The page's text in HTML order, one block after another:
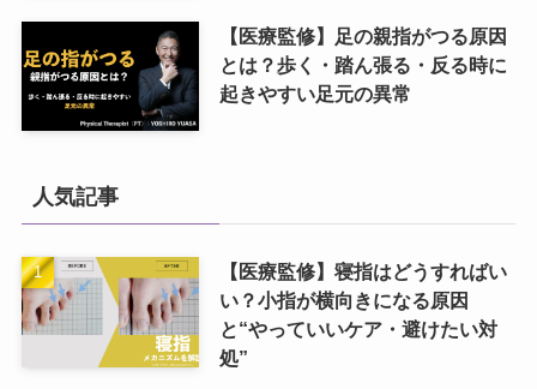
【医療監修】足の親指がつる原因
とは？歩く・踏ん張る・反る時に
起きやすい足元の異常
人気記事
【医療監修】寝指はどうすればい
い？小指が横向きになる原因
と“やっていいケア・避けたい対
処”